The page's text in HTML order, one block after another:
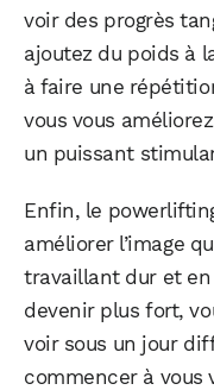
voir des progrès
ajoutez du poids à
à faire une
vous vous
un puissant
Enfin, le
améliorer l’image
travaillant dur et
devenir plus fort,
voir sous un jour
commencer à vous